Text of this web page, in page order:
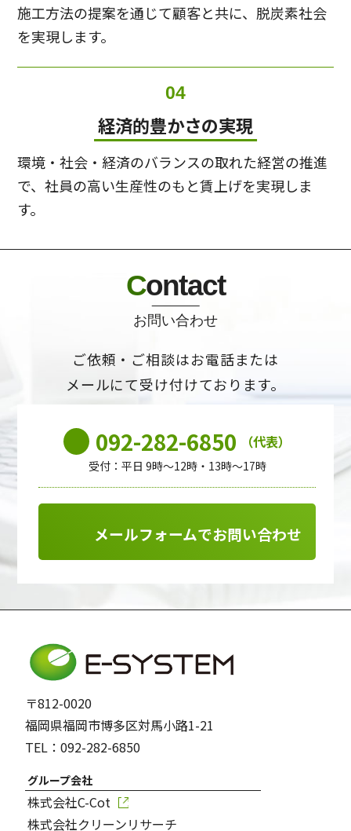
施⼯⽅法の提案を通じて顧客と共に、脱炭素社会
を実現します。
04
経済的豊かさの実現
環境・社会・経済のバランスの取れた経営の推進
で、社員の⾼い⽣産性のもと賃上げを実現しま
す。
Contact
お問い合わせ
ご依頼・ご相談はお電話または
メールにて受け付けております。
092-282-6850 （代表）
受付：平日 9時～12時・13時～17時
メールフォームでお問い合わせ
〒812-0020
福岡県福岡市博多区対馬小路1-21
TEL：092-282-6850
グループ会社
株式会社C-Cot
株式会社クリーンリサーチ